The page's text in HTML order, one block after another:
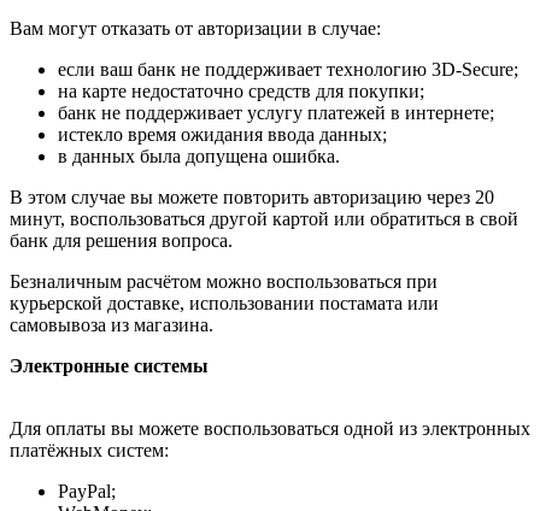
Вам могут отказать от авторизации в случае:
если ваш банк не поддерживает технологию 3D-Secure;
на карте недостаточно средств для покупки;
банк не поддерживает услугу платежей в интернете;
истекло время ожидания ввода данных;
в данных была допущена ошибка.
В этом случае вы можете повторить авторизацию через 20
минут, воспользоваться другой картой или обратиться в свой
банк для решения вопроса.
Безналичным расчётом можно воспользоваться при
курьерской доставке, использовании постамата или
самовывоза из магазина.
Электронные системы
Для оплаты вы можете воспользоваться одной из электронных
платёжных систем:
PayPal;